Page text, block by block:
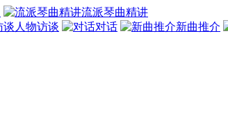
流派琴曲精讲
人物访谈 对话 新曲推介